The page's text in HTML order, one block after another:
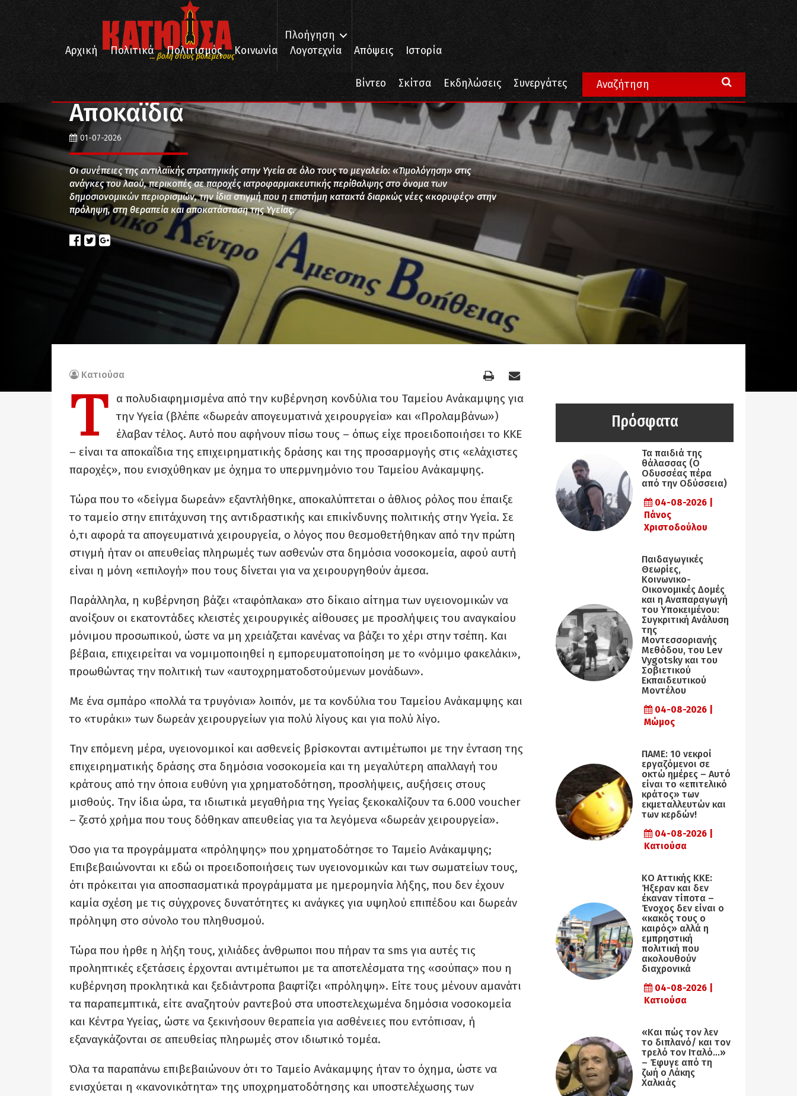
... βολή στους βολεμένους
Πλοήγηση
Αρχική
Πολιτικά Πολιτισμός Κοινωνία Λογοτεχνία Απόψεις Ιστορία
Βίντεο Σκίτσα Εκδηλώσεις Συνεργάτες
Κοινωνία
Αποκαΐδια
01-07-2026
Οι συνέπειες της αντιλαϊκής στρατηγικής στην Υγεία σε όλο τους το μεγαλείο: «Τιμολόγηση» στις
ανάγκες του λαού, περικοπές σε παροχές ιατροφαρμακευτικής περίθαλψης στο όνομα των
δημοσιονομικών περιορισμών, την ίδια στιγμή που η επιστήμη κατακτά διαρκώς νέες «κορυφές» στην
πρόληψη, στη θεραπεία και αποκατάσταση της Υγείας.
Κατιούσα
Τ
α πολυδιαφημισμένα από την κυβέρνηση κονδύλια του Ταμείου Ανάκαμψης για
την Υγεία (βλέπε «δωρεάν απογευματινά χειρουργεία» και «Προλαμβάνω»)
έλαβαν τέλος. Αυτό που αφήνουν πίσω τους – όπως είχε προειδοποιήσει το ΚΚΕ
– είναι τα αποκαΐδια της επιχειρηματικής δράσης και της προσαρμογής στις «ελάχιστες
παροχές», που ενισχύθηκαν με όχημα το υπερμνημόνιο του Ταμείου Ανάκαμψης.
Τώρα που το «δείγμα δωρεάν» εξαντλήθηκε, αποκαλύπτεται ο άθλιος ρόλος που έπαιξε
το ταμείο στην επιτάχυνση της αντιδραστικής και επικίνδυνης πολιτικής στην Υγεία. Σε
ό,τι αφορά τα απογευματινά χειρουργεία, ο λόγος που θεσμοθετήθηκαν από την πρώτη
στιγμή ήταν οι απευθείας πληρωμές των ασθενών στα δημόσια νοσοκομεία, αφού αυτή
είναι η μόνη «επιλογή» που τους δίνεται για να χειρουργηθούν άμεσα.
Παράλληλα, η κυβέρνηση βάζει «ταφόπλακα» στο δίκαιο αίτημα των υγειονομικών να
ανοίξουν οι εκατοντάδες κλειστές χειρουργικές αίθουσες με προσλήψεις του αναγκαίου
μόνιμου προσωπικού, ώστε να μη χρειάζεται κανένας να βάζει το χέρι στην τσέπη. Και
βέβαια, επιχειρείται να νομιμοποιηθεί η εμπορευματοποίηση με το «νόμιμο φακελάκι»,
προωθώντας την πολιτική των «αυτοχρηματοδοτούμενων μονάδων».
Με ένα σμπάρο «πολλά τα τρυγόνια» λοιπόν, με τα κονδύλια του Ταμείου Ανάκαμψης και
το «τυράκι» των δωρεάν χειρουργείων για πολύ λίγους και για πολύ λίγο.
Την επόμενη μέρα, υγειονομικοί και ασθενείς βρίσκονται αντιμέτωποι με την ένταση της
επιχειρηματικής δράσης στα δημόσια νοσοκομεία και τη μεγαλύτερη απαλλαγή του
κράτους από την όποια ευθύνη για χρηματοδότηση, προσλήψεις, αυξήσεις στους
μισθούς. Την ίδια ώρα, τα ιδιωτικά μεγαθήρια της Υγείας ξεκοκαλίζουν τα 6.000 voucher
– ζεστό χρήμα που τους δόθηκαν απευθείας για τα λεγόμενα «δωρεάν χειρουργεία».
Όσο για τα προγράμματα «πρόληψης» που χρηματοδότησε το Ταμείο Ανάκαμψης;
Επιβεβαιώνονται κι εδώ οι προειδοποιήσεις των υγειονομικών και των σωματείων τους,
ότι πρόκειται για αποσπασματικά προγράμματα με ημερομηνία λήξης, που δεν έχουν
καμία σχέση με τις σύγχρονες δυνατότητες κι ανάγκες για υψηλού επιπέδου και δωρεάν
πρόληψη στο σύνολο του πληθυσμού.
Τώρα που ήρθε η λήξη τους, χιλιάδες άνθρωποι που πήραν τα sms για αυτές τις
προληπτικές εξετάσεις έρχονται αντιμέτωποι με τα αποτελέσματα της «σούπας» που η
κυβέρνηση προκλητικά και ξεδιάντροπα βαφτίζει «πρόληψη». Είτε τους μένουν αμανάτι
τα παραπεμπτικά, είτε αναζητούν ραντεβού στα υποστελεχωμένα δημόσια νοσοκομεία
και Κέντρα Υγείας, ώστε να ξεκινήσουν θεραπεία για ασθένειες που εντόπισαν, ή
εξαναγκάζονται σε απευθείας πληρωμές στον ιδιωτικό τομέα.
Όλα τα παραπάνω επιβεβαιώνουν ότι το Ταμείο Ανάκαμψης ήταν το όχημα, ώστε να
ενισχύεται η «κανονικότητα» της υποχρηματοδότησης και υποστελέχωσης των
Πρόσφατα
Τα παιδιά της
θάλασσας (Ο
Οδυσσέας πέρα
από την Οδύσσεια)
04-08-2026 |
Πάνος
Χριστοδούλου
Παιδαγωγικές
Θεωρίες,
Κοινωνικο-
Οικονομικές Δομές
και η Αναπαραγωγή
του Υποκειμένου:
Συγκριτική Ανάλυση
της
Μοντεσσοριανής
Μεθόδου, του Lev
Vygotsky και του
Σοβιετικού
Εκπαιδευτικού
Μοντέλου
04-08-2026 |
Μώμος
ΠΑΜΕ: 10 νεκροί
εργαζόμενοι σε
οκτώ ημέρες – Αυτό
είναι το «επιτελικό
κράτος» των
εκμεταλλευτών και
των κερδών!
04-08-2026 |
Κατιούσα
KO Αττικής ΚΚΕ:
Ήξεραν και δεν
έκαναν τίποτα –
Ένοχος δεν είναι ο
«κακός τους ο
καιρός» αλλά η
εµπρηστική
πολιτική που
ακολουθούν
διαχρονικά
04-08-2026 |
Κατιούσα
«Και πώς τον λεν
το διπλανό/ και τον
τρελό τον Ιταλό…»
– Έφυγε από τη
ζωή ο Λάκης
Χαλκιάς